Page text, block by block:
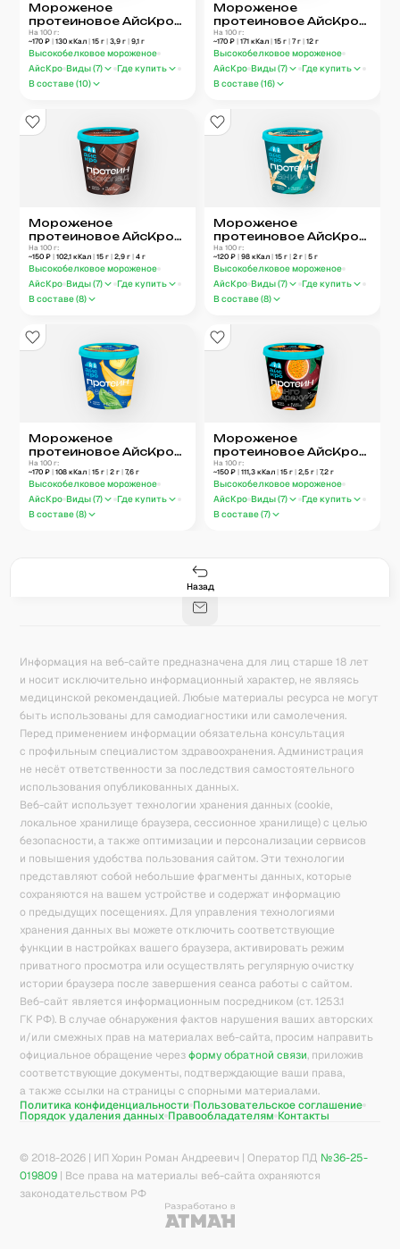
Мороженое
протеиновое АйсКро
Мятная тыква 75 г
На 100 г:
~170 ₽| 130 кКал| 15 г| 3,9 г| 9,1 г
Высокобелковое мороженое
АйсКро Виды (7)
Где купить
В составе (10)
Мороженое
протеиновое АйсКро
Соленая карамель
75 г
На 100 г:
~170 ₽ | 171 кКал | 15 г | 7г | 12 г
Высокобелковое мороженое
АйсКро Виды (7)
Где купить
В составе (16)
Мороженое
протеиновое АйсКро
Шоколад 75 г
На 100 г:
~150 ₽| 102,1 кКал| 15 г| 2,9 г| 4 г
Высокобелковое мороженое
АйсКро Виды (7)
Где купить
В составе (8)
Мороженое
протеиновое АйсКро
Ваниль 75 г
На 100 г:
~120 ₽ | 98 кКал | 15 г | 2 г | 5 г
Высокобелковое мороженое
АйсКро Виды (7)
Где купить
В составе (8)
Мороженое
протеиновое АйсКро
Банан 75 г
На 100 г:
~170 ₽| 108 кКал| 15 г| 2 г| 7,6 г
Высокобелковое мороженое
АйсКро Виды (7)
Где купить
В составе (8)
Мороженое
протеиновое АйсКро
Манго-Маракуйя 75 г
На 100 г:
~150 ₽ | 111,3 кКал | 15 г | 2,5 г | 7,2 г
Высокобелковое мороженое
АйсКро Виды (7)
Где купить
В составе (7)
Назад
171
Калькулятор калорий
Информация на веб-сайте предназначена для лиц старше 18 лет
и носит исключительно информационный характер, не являясь
медицинской рекомендацией. Любые материалы ресурса не могут
быть использованы для самодиагностики или самолечения.
Перед применением информации обязательна консультация
с профильным специалистом здравоохранения. Администрация
не несёт ответственности за последствия самостоятельного
использования опубликованных данных.
Веб-сайт использует технологии хранения данных (cookie,
локальное хранилище браузера, сессионное хранилище) с целью
безопасности, а также оптимизации и персонализации сервисов
и повышения удобства пользования сайтом. Эти технологии
представляют собой небольшие фрагменты данных, которые
сохраняются на вашем устройстве и содержат информацию
о предыдущих посещениях. Для управления технологиями
хранения данных вы можете отключить соответствующие
функции в настройках вашего браузера, активировать режим
приватного просмотра или осуществлять регулярную очистку
истории браузера после завершения сеанса работы с сайтом.
Веб-сайт является информационным посредником (ст. 1253.1
ГК РФ). В случае обнаружения фактов нарушения ваших авторских
и/или смежных прав на материалах веб-сайта, просим направить
официальное обращение через форму обратной связи, приложив
соответствующие документы, подтверждающие ваши права,
а также ссылки на страницы с спорными материалами.
Политика конфиденциальности Пользовательское соглашение
Порядок удаления данных Правообладателям Контакты
© 2018-2026 | ИП Хорин Роман Андреевич | Оператор ПД №36-25-
019809 | Все права на материалы веб-сайта охраняются
законодательством РФ